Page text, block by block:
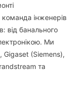
інженерів
від банального
Ми
(Siemens),
та